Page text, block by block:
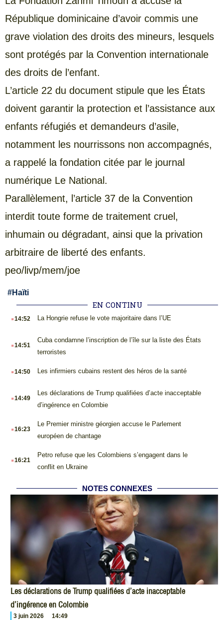
République dominicaine d’avoir commis une
grave violation des droits des mineurs, lesquels
sont protégés par la Convention internationale
des droits de l’enfant.
L’article 22 du document stipule que les États
doivent garantir la protection et l’assistance aux
enfants réfugiés et demandeurs d’asile,
notamment les nourrissons non accompagnés,
a rappelé la fondation citée par le journal
numérique Le National.
Parallèlement, l’article 37 de la Convention
interdit toute forme de traitement cruel,
inhumain ou dégradant, ainsi que la privation
arbitraire de liberté des enfants.
peo/livp/mem/joe
#Haïti
EN CONTINU
.14:52 La Hongrie refuse le vote majoritaire dans l’UE
.14:51
Cuba condamne l’inscription de l’île sur la liste des États
terroristes
.14:50 Les infirmiers cubains restent des héros de la santé
.14:49
Les déclarations de Trump qualifiées d’acte inacceptable
d’ingérence en Colombie
.16:23
Le Premier ministre géorgien accuse le Parlement
européen de chantage
.16:21
Petro refuse que les Colombiens s’engagent dans le
conflit en Ukraine
NOTES CONNEXES
Les déclarations de Trump qualifiées d’acte inacceptable
d’ingérence en Colombie
3 juin 2026 14:49